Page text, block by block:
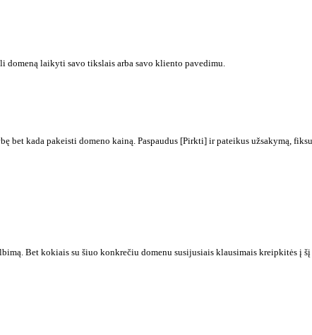
domeną laikyti savo tikslais arba savo kliento pavedimu.
kada pakeisti domeno kainą. Paspaudus [Pirkti] ir pateikus užsakymą,
Bet kokiais su šiuo konkrečiu domenu susijusiais klausimais kreipkitės į